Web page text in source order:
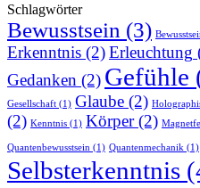
Schlagwörter
Bewusstsein (3)
Erkenntnis (2)Erleuchtung
Gedanken (2) Gefühle
Gesellschaft (1) Glaube (2)
(2) Kenntnis (1) Körper(2)
Quantenbewusstsein (1) Quantenmechanik (1)
Selbsterkenntnis